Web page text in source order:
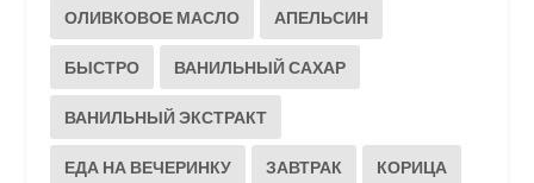
ОЛИВКОВОЕ МАСЛО АПЕЛЬСИН
БЫСТРО ВАНИЛЬНЫЙ САХАР
ВАНИЛЬНЫЙ ЭКСТРАКТ
ЕДА НА ВЕЧЕРИНКУ ЗАВТРАК КОРИЦА